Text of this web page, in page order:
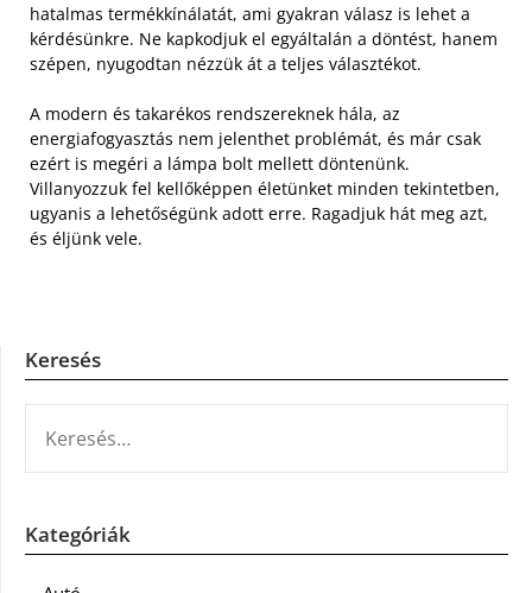
hatalmas termékkínálatát, ami gyakran válasz is lehet a
kérdésünkre. Ne kapkodjuk el egyáltalán a döntést, hanem
szépen, nyugodtan nézzük át a teljes választékot.
A modern és takarékos rendszereknek hála, az
energiafogyasztás nem jelenthet problémát, és már csak
ezért is megéri a lámpa bolt mellett döntenünk.
Villanyozzuk fel kellőképpen életünket minden tekintetben,
ugyanis a lehetőségünk adott erre. Ragadjuk hát meg azt,
és éljünk vele.
Keresés
Kategóriák